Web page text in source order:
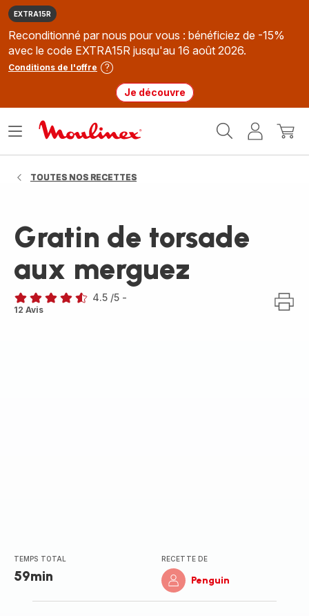
EXTRA15R
Reconditionné par nous pour vous : bénéficiez de -15%
avec le code EXTRA15R jusqu'au 16 août 2026.
Conditions de l'offre
Je découvre
MonMon
Ouvrir
TOUTES NOS RECETTES
Gratin de torsade
aux merguez
ratings.4.5
4.5 /5 -
12 Avis
TEMPS TOTAL
59min
RECETTE DE
Penguin